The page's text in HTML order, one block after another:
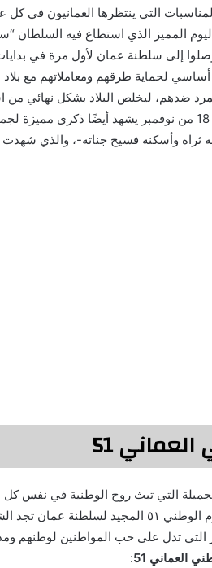
51 هو من أعظم المناسبات التي ينتظرها
المميز الذي استطاع فيه
وصلوا إلى سلطنة عمان لأول مرة في
لحماية طرقهم ومعاملاتهم مع بلاد
من قيادة حركة تمرد ضدهم، ليخلص البلاد بشكل
طويلة، ومن الجدير بالقول هنا أيضًا بأن يوم 18 من نوفمبر
ثراه وأسكنه فسيح جناته-، والذي
51
التي تبث روح الوطنية في نفس
والانتماء إليه، وكذلك الحال في مناسبة اليوم
تدل على حب المواطنين لوطنهم
العماني 51 :